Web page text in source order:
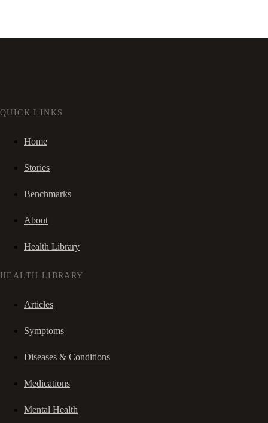
QUICK LINKS
Home
Stories
Benchmarks
About
Health Library
HEALTH LIBRARY
Articles
Symptoms
Diseases & Conditions
Medications
Mental Health